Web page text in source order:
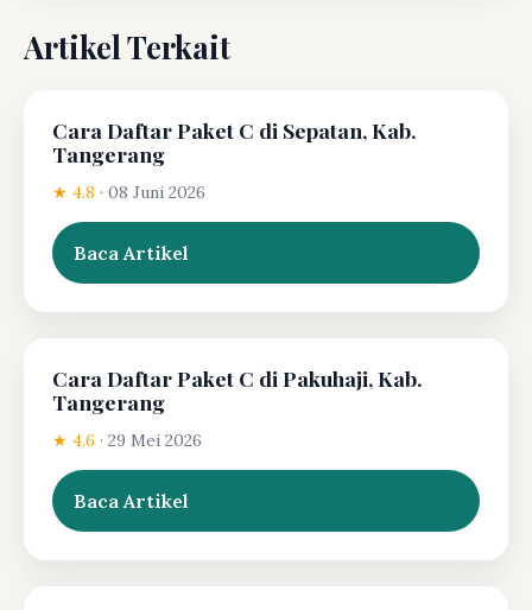
Artikel Terkait
Cara Daftar Paket C di Sepatan, Kab.
Tangerang
★ 4.8 · 08 Juni 2026
Baca Artikel
Cara Daftar Paket C di Pakuhaji, Kab.
Tangerang
★ 4.6 · 29 Mei 2026
Baca Artikel